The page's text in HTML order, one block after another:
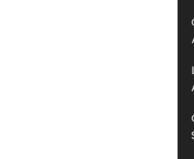
Seja bem-vindo à
diversas em
soluções?
especialistas através
Empresa